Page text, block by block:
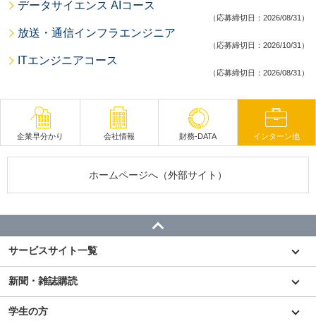
データサイエンス AIコース
（応募締切日：2026/08/31）
放送・通信インフラエンジニア
（応募締切日：2026/10/31）
ITエンジニアコース
（応募締切日：2026/08/31）
企業早分かり 会社情報 財務-DATA インターン他
ホームページへ（外部サイト）
サービスサイト一覧
新聞・雑誌購読
学生の方